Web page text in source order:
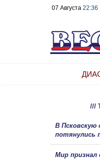
07 Августа 22:36
///
В Псковскую
потянулись
Мир признал